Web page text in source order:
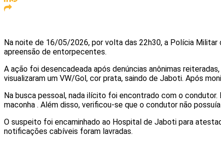
Na noite de 16/05/2026, por volta das 22h30, a Polícia
apreensão de entorpecentes.
A ação foi desencadeada após denúncias anônimas
visualizaram um VW/Gol, cor prata, saindo de Jaboti. Após
Na busca pessoal, nada ilícito foi encontrado com o
maconha . Além disso, verificou-se que o condutor não
O suspeito foi encaminhado ao Hospital de Jaboti para
notificações cabíveis foram lavradas.